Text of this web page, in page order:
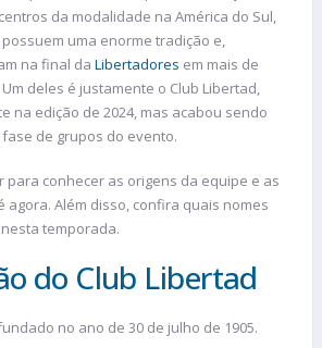
da modalidade na América do Sul,
uma enorme tradição e,
na final da Libertadores em mais de
deles é justamente o Club Libertad,
na edição de 2024, mas acabou sendo
de grupos do evento.
para conhecer as origens da equipe e as
agora. Além disso, confira quais nomes
temporada.
do Club Libertad
no ano de 30 de julho de 1905.